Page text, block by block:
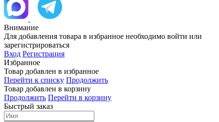
Внимание
Для добавления товара в избранное необходимо войти или
зарегистрироваться
Вход Регистрация
Избранное
Товар добавлен в избранное
Перейти к списку Продолжить
Товар добавлен в корзину
Продолжить Перейти в корзину
Быстрый заказ